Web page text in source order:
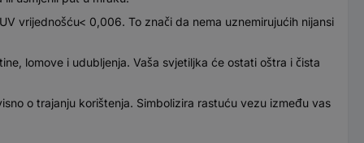
vrijednošću< 0,006. To znači da nema uznemirujućih nijansi
lomove i udubljenja. Vaša svjetiljka će ostati oštra i čista
o trajanju korištenja. Simbolizira rastuću vezu između vas